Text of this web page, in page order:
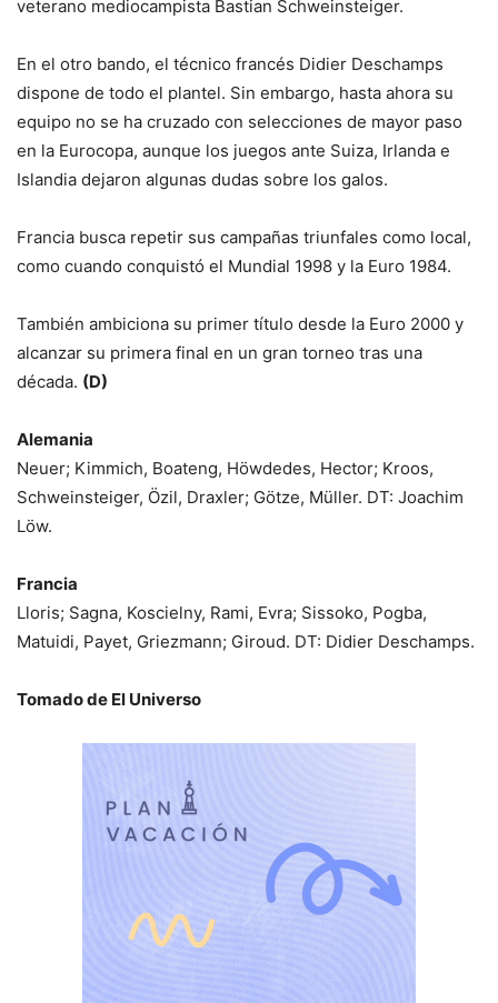
veterano mediocampista Bastian Schweinsteiger.
En el otro bando, el técnico francés Didier Deschamps
dispone de todo el plantel. Sin embargo, hasta ahora su
equipo no se ha cruzado con selecciones de mayor paso
en la Eurocopa, aunque los juegos ante Suiza, Irlanda e
Islandia dejaron algunas dudas sobre los galos.
Francia busca repetir sus campañas triunfales como local,
como cuando conquistó el Mundial 1998 y la Euro 1984.
También ambiciona su primer título desde la Euro 2000 y
alcanzar su primera final en un gran torneo tras una
década. (D)
Alemania
Neuer; Kimmich, Boateng, Höwdedes, Hector; Kroos,
Schweinsteiger, Özil, Draxler; Götze, Müller. DT: Joachim
Löw.
Francia
Lloris; Sagna, Koscielny, Rami, Evra; Sissoko, Pogba,
Matuidi, Payet, Griezmann; Giroud. DT: Didier Deschamps.
Tomado de El Universo